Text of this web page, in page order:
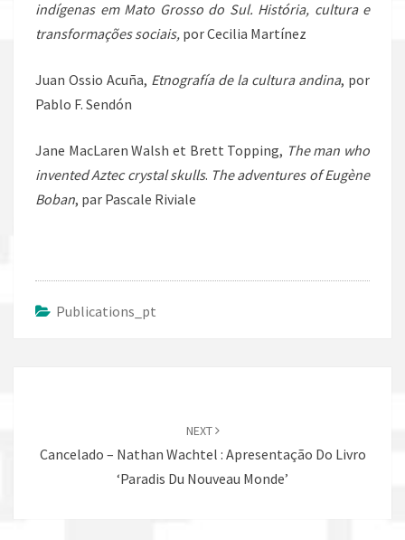
indígenas em Mato Grosso do Sul. História, cultura e
transformações sociais, por Cecilia Martínez
Juan Ossio Acuña, Etnografía de la cultura andina, por
Pablo F. Sendón
Jane MacLaren Walsh et Brett Topping, The man who
invented Aztec crystal skulls. The adventures of Eugène
Boban, par Pascale Riviale
Publications_pt
NEXT
Cancelado – Nathan Wachtel : Apresentação Do Livro
‘Paradis Du Nouveau Monde’